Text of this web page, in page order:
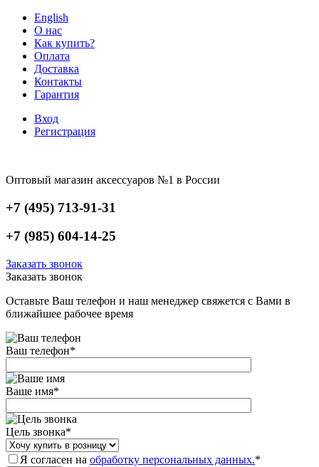
English
О нас
Как купить?
Оплата
Доставка
Контакты
Гарантия
Вход
Регистрация
Оптовый магазин аксессуаров №1 в России
+7 (495) 713-91-31
+7 (985) 604-14-25
Заказать звонок
Заказать звонок
Оставьте Ваш телефон и наш менеджер свяжется с Вами в
ближайшее рабочее время
Ваш телефон*
Ваше имя*
Цель звонка*
Я согласен на обработку персональных данных.*